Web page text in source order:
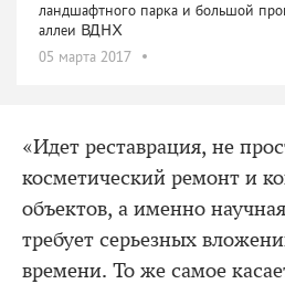
ландшафтного парка и большой
аллеи ВДНХ
05 марта 2017
«Идет реставрация, не
косметический ремонт и
объектов, а именно
требует серьезных
времени. То же самое